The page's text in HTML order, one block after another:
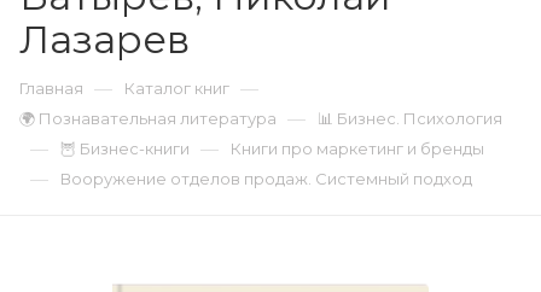
Лазарев
Главная — Каталог книг —
🌍 Познавательная литература — 📊 Бизнес. Психология
— 🦉 Бизнес-книги — Книги про маркетинг и бренды
— Вооружение отделов продаж. Системный подход